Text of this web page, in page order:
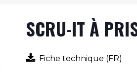
SCRU-IT À
Fiche technique (FR)